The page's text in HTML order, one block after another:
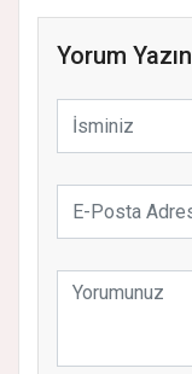
Yorum Yazın